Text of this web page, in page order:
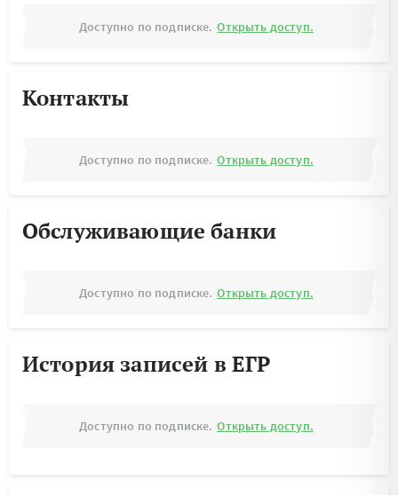
Доступно по подписке. Открыть доступ.
Контакты
Доступно по подписке. Открыть доступ.
Обслуживающие банки
Доступно по подписке. Открыть доступ.
История записей в ЕГР
Доступно по подписке. Открыть доступ.